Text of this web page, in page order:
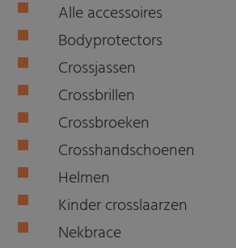
Alle accessoires
Bodyprotectors
Crossjassen
Crossbrillen
Crossbroeken
Crosshandschoenen
Helmen
Kinder crosslaarzen
Nekbrace